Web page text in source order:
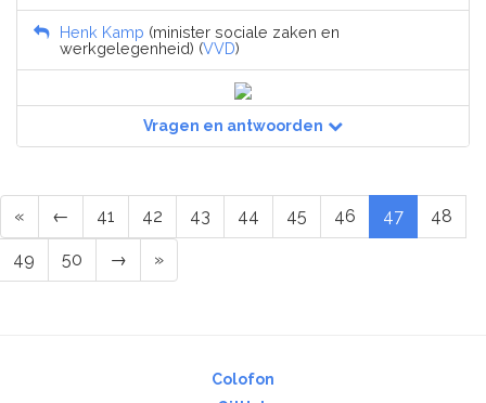
Henk Kamp (minister sociale zaken en
werkgelegenheid) (VVD)
Vragen en antwoorden
« ← 41 42 43 44 45 46 47 48
49 50 → »
Colofon